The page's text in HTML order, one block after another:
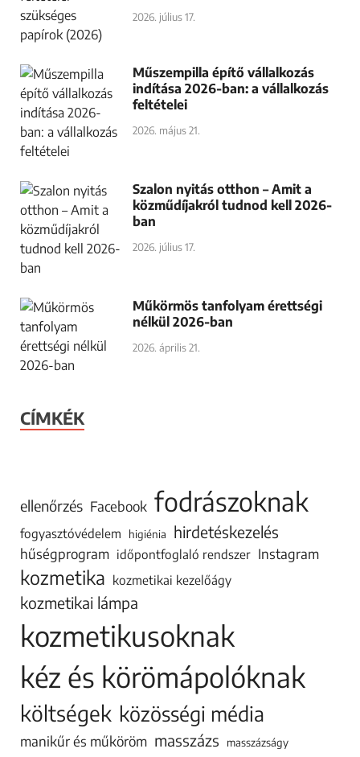
2026. július 17.
Műszempilla építő vállalkozás
indítása 2026-ban: a vállalkozás
feltételei
2026. május 21.
Szalon nyitás otthon – Amit a
közműdíjakról tudnod kell 2026-
ban
2026. július 17.
Műkörmös tanfolyam érettségi
nélkül 2026-ban
2026. április 21.
CÍMKÉK
ellenőrzés Facebook fodrászoknak
fogyasztóvédelem higiénia hirdetéskezelés
hűségprogram időpontfoglaló rendszer Instagram
kozmetika kozmetikai kezelőágy
kozmetikai lámpa
kozmetikusoknak
kéz és körömápolóknak
költségek közösségi média
manikűr és műköröm masszázs masszázságy